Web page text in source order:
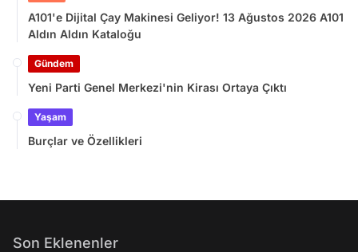
A101'e Dijital Çay Makinesi Geliyor! 13 Ağustos 2026 A101
Aldın Aldın Kataloğu
Gündem
Yeni Parti Genel Merkezi'nin Kirası Ortaya Çıktı
Yaşam
Burçlar ve Özellikleri
Son Eklenenler